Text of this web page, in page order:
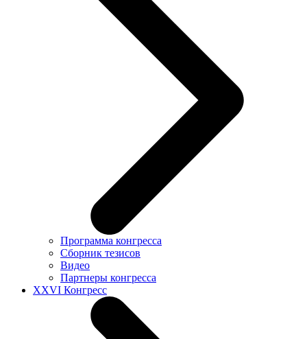
Программа конгресса
Сборник тезисов
Видео
Партнеры конгресса
XXVI Конгресс